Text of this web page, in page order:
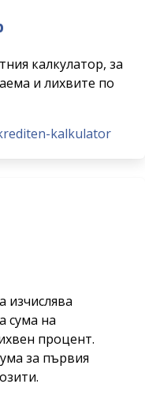
калкулатор, за
и лихвите по
kalkulator
изчислява
сума на
процент.
за първия